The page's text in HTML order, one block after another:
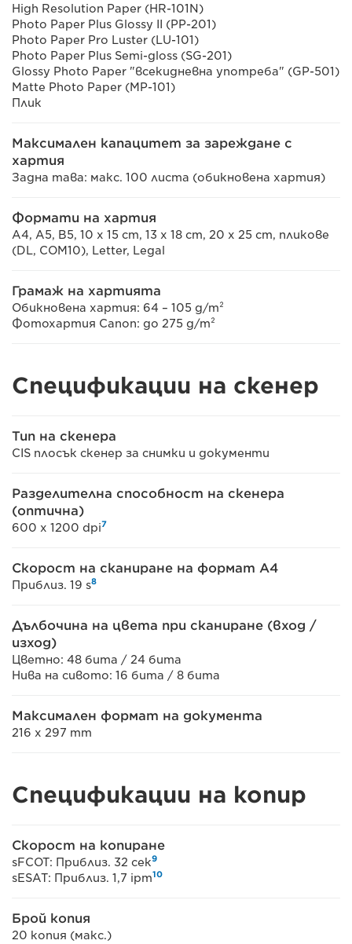
High Resolution Paper (HR-101N)
Photo Paper Plus Glossy II (PP-201)
Photo Paper Pro Luster (LU-101)
Photo Paper Plus Semi-gloss (SG-201)
Glossy Photo Paper "всекидневна употреба" (GP-501)
Matte Photo Paper (MP-101)
Плик
Максимален капацитет за зареждане с
хартия
Задна тава: макс. 100 листа (обикновена хартия)
Формати на хартия
A4, A5, B5, 10 x 15 cm, 13 x 18 cm, 20 x 25 cm, пликове
(DL, COM10), Letter, Legal
Грамаж на хартията
Обикновена хартия: 64 – 105 g/m²
Фотохартия Canon: до 275 g/m²
Спецификации на скенер
Тип на скенера
CIS плосък скенер за снимки и документи
Разделителна способност на скенера
(оптична)
600 x 1200 dpi7
Скорост на сканиране на формат A4
Приблиз. 19 s8
Дълбочина на цвета при сканиране (вход /
изход)
Цветно: 48 бита / 24 бита
Нива на сивото: 16 бита / 8 бита
Максимален формат на документа
216 x 297 mm
Спецификации на копир
Скорост на копиране
sFCOT: Приблиз. 32 сек9
sESAT: Приблиз. 1,7 ipm10
Брой копия
20 копия (макс.)